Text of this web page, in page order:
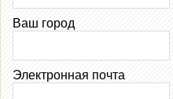
Ваш город
Электронная почта